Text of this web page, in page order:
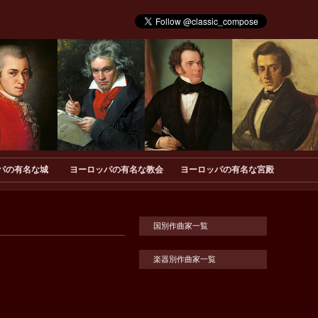
の有名な城 ヨーロッパの有名な教会 ヨーロッパの有名な宮殿
国別作曲家一覧
楽器別作曲家一覧